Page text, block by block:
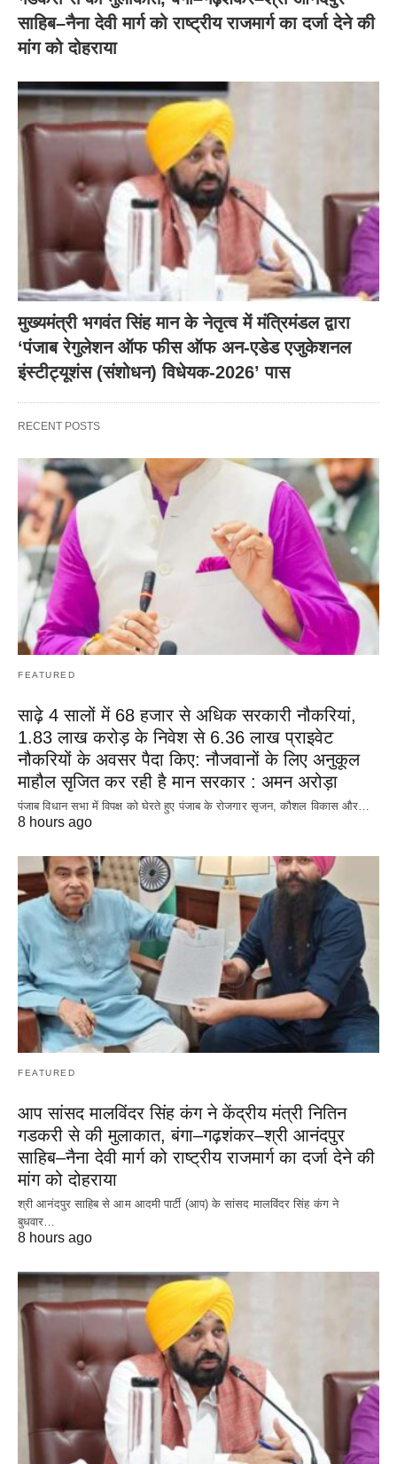
साहिब–नैना देवी मार्ग को राष्ट्रीय राजमार्ग का दर्जा देने की
मांग को दोहराया
मुख्यमंत्री भगवंत सिंह मान के नेतृत्व में मंत्रिमंडल द्वारा
‘पंजाब रेगुलेशन ऑफ फीस ऑफ अन-एडेड एजुकेशनल
इंस्टीट्यूशंस (संशोधन) विधेयक-2026’ पास
RECENT POSTS
FEATURED
साढ़े 4 सालों में 68 हजार से अधिक सरकारी नौकरियां,
1.83 लाख करोड़ के निवेश से 6.36 लाख प्राइवेट
नौकरियों के अवसर पैदा किए: नौजवानों के लिए अनुकूल
माहौल सृजित कर रही है मान सरकार : अमन अरोड़ा
पंजाब विधान सभा में विपक्ष को घेरते हुए पंजाब के रोजगार सृजन, कौशल विकास और…
8 hours ago
FEATURED
आप सांसद मालविंदर सिंह कंग ने केंद्रीय मंत्री नितिन
गडकरी से की मुलाकात, बंगा–गढ़शंकर–श्री आनंदपुर
साहिब–नैना देवी मार्ग को राष्ट्रीय राजमार्ग का दर्जा देने की
मांग को दोहराया
श्री आनंदपुर साहिब से आम आदमी पार्टी (आप) के सांसद मालविंदर सिंह कंग ने
बुधवार…
8 hours ago